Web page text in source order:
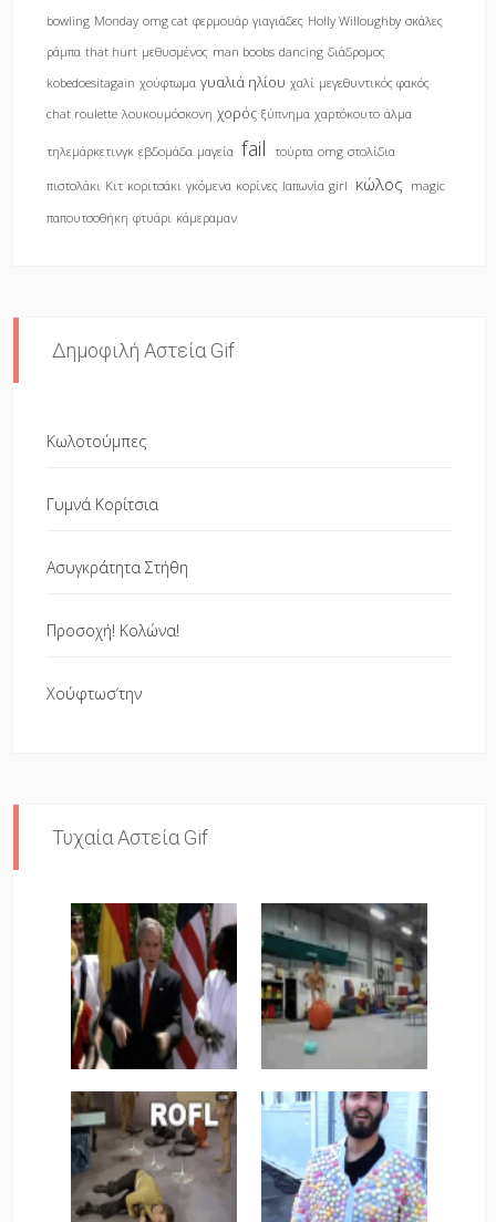
bowling Monday omg cat φερμουάρ γιαγιάδες Holly Willoughby σκάλες
ράμπα that hurt μεθυσμένος man boobs dancing διάδρομος
kobedoesitagain χούφτωμα γυαλιά ηλίου χαλί μεγεθυντικός φακός
chat roulette λουκουμόσκονη χορός ξύπνημα χαρτόκουτο άλμα
τηλεμάρκετινγκ εβδομάδα μαγεία fail τούρτα omg στολίδια
πιστολάκι Κιτ κοριτσάκι γκόμενα κορίνες Ιαπωνία girl κώλος magic
παπουτσοθήκη φτυάρι κάμεραμαν
Δημοφιλή Αστεία Gif
Κωλοτούμπες
Γυμνά Κορίτσια
Ασυγκράτητα Στήθη
Προσοχή! Κολώνα!
Χούφτωσ’την
Τυχαία Αστεία Gif